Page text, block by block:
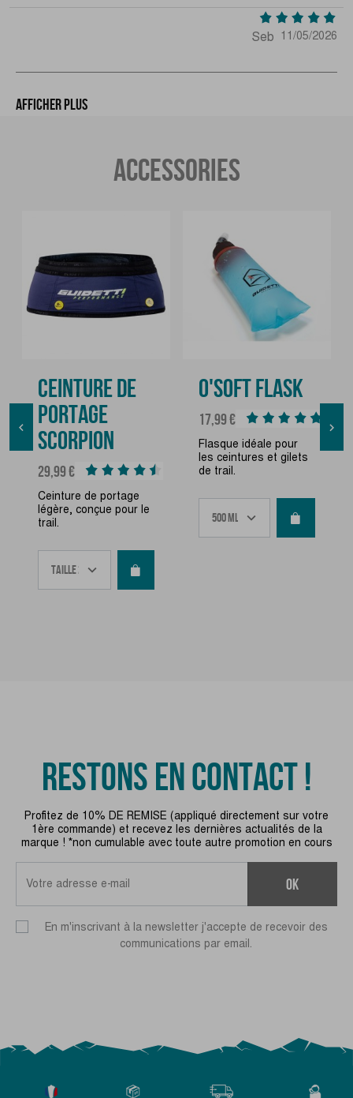
Seb 11/05/2026
Afficher plus
ACCESSORIES

CEINTURE DE
PORTAGE
SCORPION
Prix
29,99 €
Ceinture de portage
légère, conçue pour le
trail.
O'SOFT FLASK
Prix
17,99 €
Flasque idéale pour
les ceintures et gilets
de trail.

RESTONS EN CONTACT !
Profitez de 10% DE REMISE (appliqué directement sur votre
1ère commande) et recevez les dernières actualités de la
marque ! *non cumulable avec toute autre promotion en cours
ok
En m'inscrivant à la newsletter j'accepte de recevoir des
communications par email.